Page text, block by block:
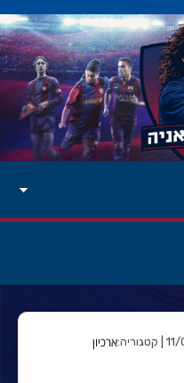
ארכיון